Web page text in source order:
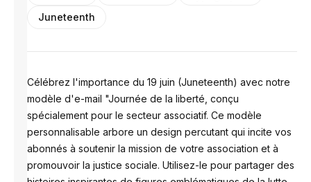
Juneteenth
Célébrez l'importance du 19 juin (Juneteenth) avec notre
modèle d'e-mail "Journée de la liberté, conçu
spécialement pour le secteur associatif. Ce modèle
personnalisable arbore un design percutant qui incite vos
abonnés à soutenir la mission de votre association et à
promouvoir la justice sociale. Utilisez-le pour partager des